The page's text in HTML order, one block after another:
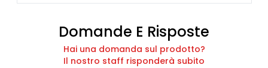
Domande E Risposte
Hai una domanda sul prodotto?
Il nostro staff risponderà subito